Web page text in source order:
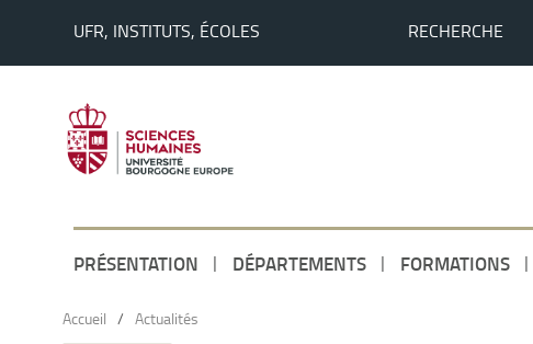
UFR, INSTITUTS, ÉCOLES RECHERCHE
PRÉSENTATION DÉPARTEMENTS FORMATIONS
Accueil / Actualités